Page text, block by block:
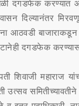
दगडफेक
दिल्यानंतर
आठवडी
दगडफेक करण्यास
महाराज